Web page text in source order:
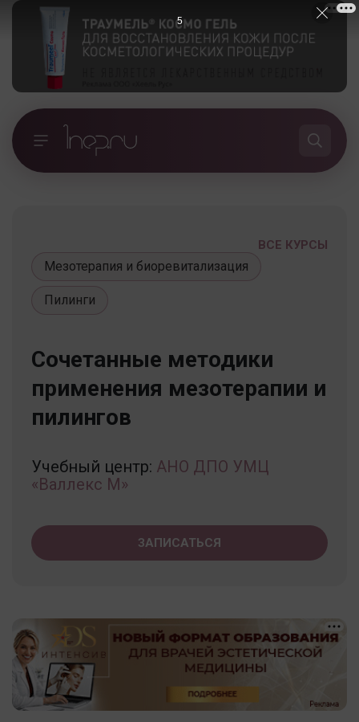
ВСЕ КУРСЫ
Мезотерапия и биоревитализация
Пилинги
Сочетанные методики
применения мезотерапии и
пилингов
Учебный центр: АНО ДПО УМЦ
«Валлекс М»
ЗАПИСАТЬСЯ
5